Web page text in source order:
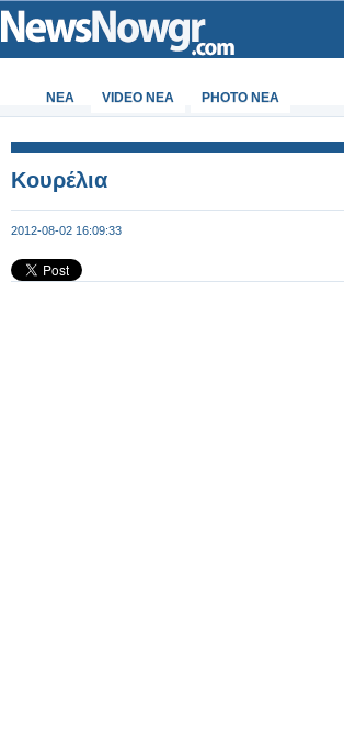
ΝΕΑ VIDEO NEA PHOTO NEA
Κουρέλια
2012-08-02 16:09:33